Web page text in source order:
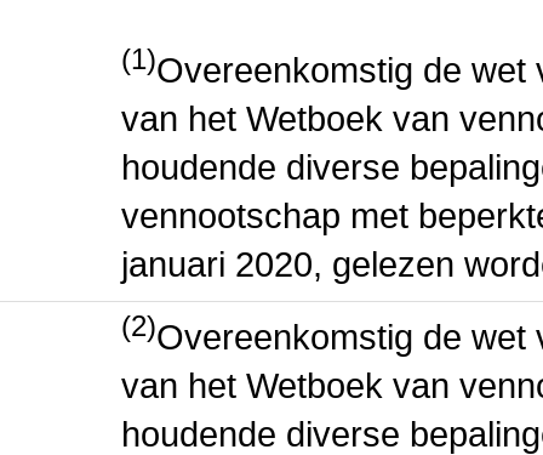
(1)Overeenkomstig de wet
van het Wetboek van
houdende diverse
vennootschap met
januari 2020, gelezen
(2)Overeenkomstig de wet
van het Wetboek van
houdende diverse